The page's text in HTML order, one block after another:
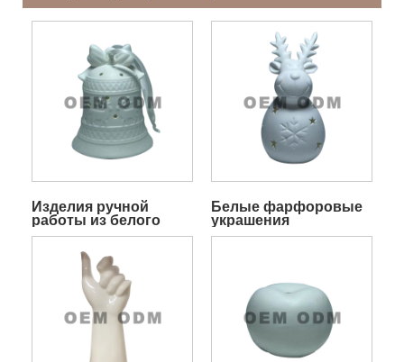
Изделия ручной
работы из белого
фарфора
Белые фарфоровые
украшения